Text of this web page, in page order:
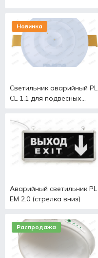
Новинка
Светильник аварийный PL
CL 1.1 для подвесных
Аварийный светильник PL
EM 2.0 (стрелка вниз)
Распродажа